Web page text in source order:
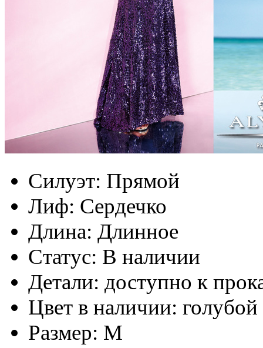
Силуэт: Прямой
Лиф: Сердечко
Длина: Длинное
Статус: В наличии
Детали: доступно к
Цвет в наличии: голубой
Размер: M